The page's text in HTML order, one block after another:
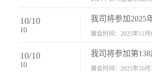
10/10
10
我司将参加2025
10/10
10
我司将参加第
展会时间：2025年10月